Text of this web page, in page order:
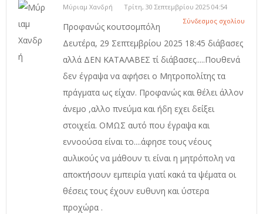
Μύριαμ Χανδρή
Τρίτη, 30 Σεπτεμβρίου 2025 04:54
Σύνδεσμος σχολίου
Προφανώς κουτσομπόλη
Δευτέρα, 29 Σεπτεμβρίου 2025 18:45 διάβασες
αλλά ΔΕΝ ΚΑΤΑΛΑΒΕΣ τί διάβασες.....Πουθενά
δεν έγραψα να αφήσει ο Μητροπολίτης τα
πράγματα ως είχαν. Προφανώς και θέλει άλλον
άνεμο ,αλλο πνεύμα και ήδη εχει δείξει
στοιχεία. ΟΜΩΣ αυτό που έγραψα και
εννοούσα είναι το....άφησε τους νέους
αυλικούς να μάθουν τι είναι η μητρόπολη να
αποκτήσουν εμπειρία γιατί κακά τα ψέματα οι
θέσεις τους έχουν ευθυνη και ύστερα
προχώρα .